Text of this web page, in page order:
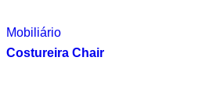
Mobiliário
Costureira Chair